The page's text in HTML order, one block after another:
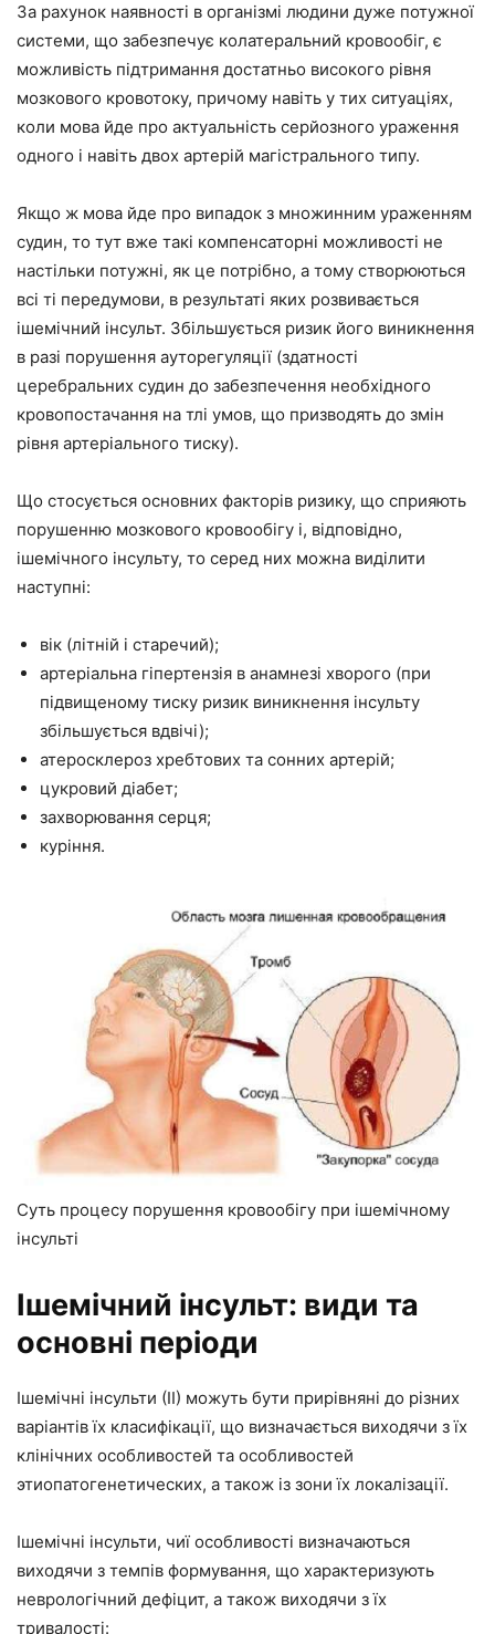
За рахунок наявності в організмі людини дуже потужної
системи, що забезпечує колатеральний кровообіг, є
можливість підтримання достатньо високого рівня
мозкового кровотоку, причому навіть у тих ситуаціях,
коли мова йде про актуальність серйозного ураження
одного і навіть двох артерій магістрального типу.
Якщо ж мова йде про випадок з множинним ураженням
судин, то тут вже такі компенсаторні можливості не
настільки потужні, як це потрібно, а тому створюються
всі ті передумови, в результаті яких розвивається
ішемічний інсульт. Збільшується ризик його виникнення
в разі порушення ауторегуляції (здатності
церебральних судин до забезпечення необхідного
кровопостачання на тлі умов, що призводять до змін
рівня артеріального тиску).
Що стосується основних факторів ризику, що сприяють
порушенню мозкового кровообігу і, відповідно,
ішемічного інсульту, то серед них можна виділити
наступні:
вік (літній і старечий);
артеріальна гіпертензія в анамнезі хворого (при
підвищеному тиску ризик виникнення інсульту
збільшується вдвічі);
атеросклероз хребтових та сонних артерій;
цукровий діабет;
захворювання серця;
куріння.
Суть процесу порушення кровообігу при ішемічному
інсульті
Ішемічний інсульт: види та
основні періоди
Ішемічні інсульти (ІІ) можуть бути прирівняні до різних
варіантів їх класифікації, що визначається виходячи з їх
клінічних особливостей та особливостей
этиопатогенетических, а також із зони їх локалізації.
Ішемічні інсульти, чиї особливості визначаються
виходячи з темпів формування, що характеризують
неврологічний дефіцит, а також виходячи з їх
тривалості: